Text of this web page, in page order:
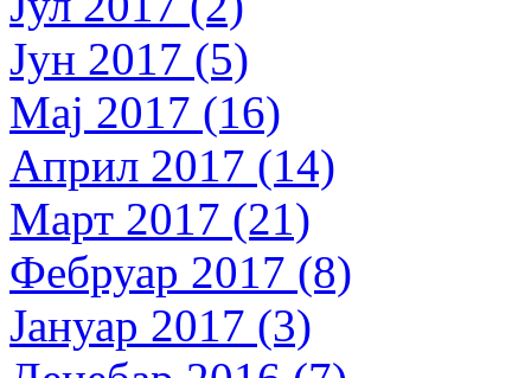
Јун 2017 (5)
Мај 2017 (16)
Април 2017 (14)
Март 2017 (21)
Фебруар 2017 (8)
Јануар 2017 (3)